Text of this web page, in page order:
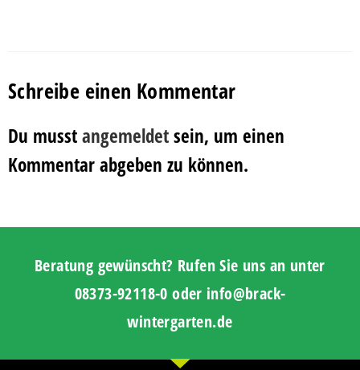
Schreibe einen Kommentar
Du musstangemeldetsein, um einen
Kommentar abgeben zu können.
Beratung gewünscht? Rufen Sie uns an unter
08373-92118-0 oder info@brack-
wintergarten.de